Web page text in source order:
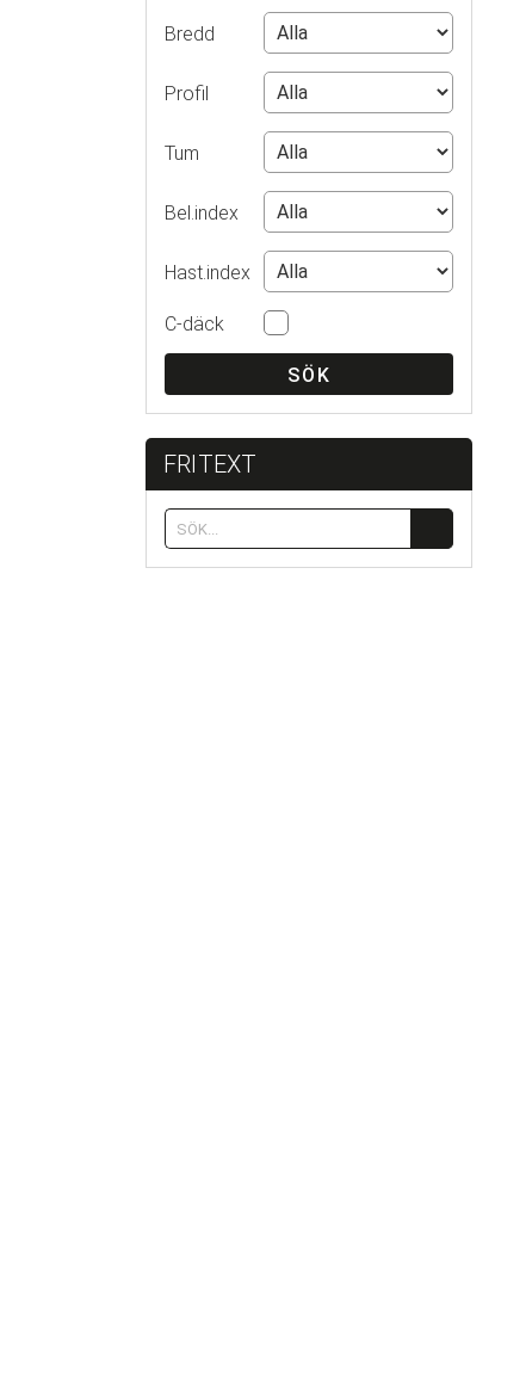
Bredd
Profil
Tum
Bel.index
Hast.index
C-däck
SÖK
FRITEXT